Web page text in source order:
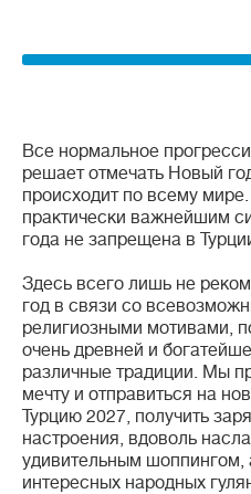
Все нормальное
решает отмечать Новый
происходит по всему
практически важнейшим
года не запрещена в
Здесь всего лишь не
год в связи со
религиозными мотивами,
очень древней и
различные традиции. Мы
мечту и отправиться на
Турцию 2027, получить
настроения, вдоволь
удивительным шоппингом,
интересных народных